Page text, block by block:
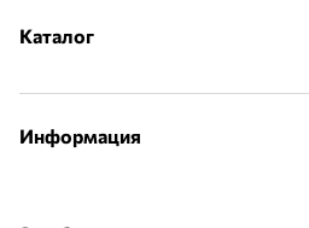
Каталог
Информация